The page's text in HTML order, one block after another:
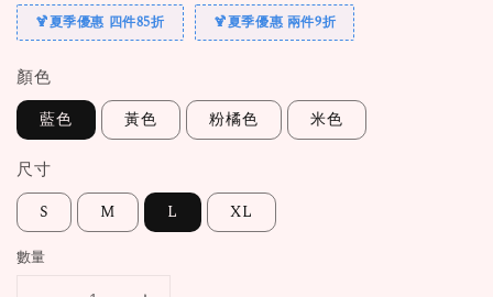
🍹夏季優惠 四件85折 🍹夏季優惠 兩件9折
顏色
藍色 黃色 粉橘色 米色
尺寸
S M L XL
數量